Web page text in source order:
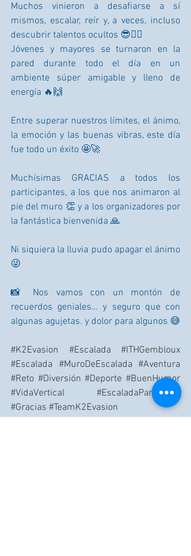
Muchos vinieron a desafiarse a sí
mismos, escalar, reír y, a veces, incluso
descubrir talentos ocultos 😎🧗‍♂️
Jóvenes y mayores se turnaron en la
pared durante todo el día en un
ambiente súper amigable y lleno de
energía 🔥🙌
Entre superar nuestros límites, el ánimo,
la emoción y las buenas vibras, este día
fue todo un éxito 🤩🚀
Muchísimas GRACIAS a todos los
participantes, a los que nos animaron al
pie del muro 👏 y a los organizadores por
la fantástica bienvenida 🙏
Ni siquiera la lluvia pudo apagar el ánimo
😜
📸 Nos vamos con un montón de
recuerdos geniales… y seguro que con
algunas agujetas. y dolor para algunos 😅
#K2Evasion #Escalada
#ITHGembloux
#Escalada #MuroDeEscalada #Aventura
#Reto #Diversión #Deporte #BuenHumor
#VidaVertical
#EscaladaParaTodos
#Gracias #TeamK2Evasion